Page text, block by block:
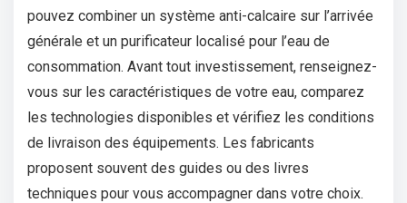
pouvez combiner un système anti-calcaire sur l’arrivée
générale et un purificateur localisé pour l’eau de
consommation. Avant tout investissement, renseignez-
vous sur les caractéristiques de votre eau, comparez
les technologies disponibles et vérifiez les conditions
de livraison des équipements. Les fabricants
proposent souvent des guides ou des livres
techniques pour vous accompagner dans votre choix.